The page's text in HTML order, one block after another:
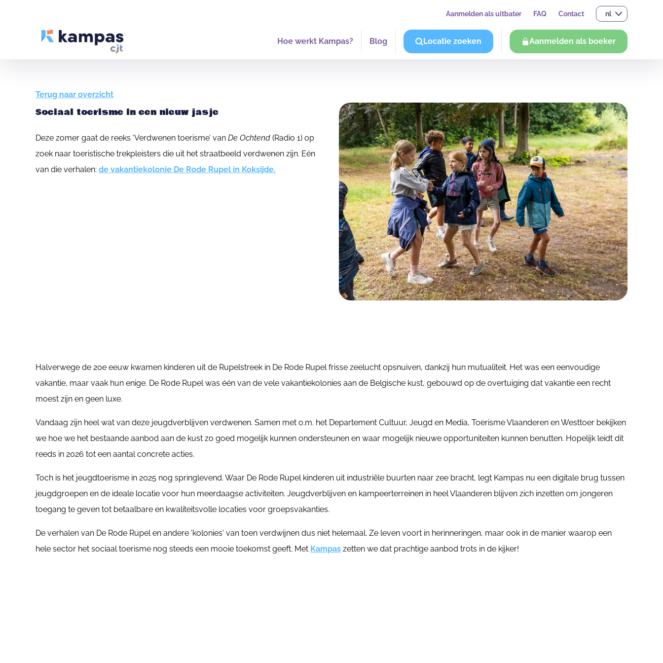
Aanmelden als uitbater FAQ Contact nl
Hoe werkt Kampas? Blog Locatie zoeken Aanmelden als boeker
Terug naar overzicht
Sociaal toerisme in een nieuw jasje
Deze zomer gaat de reeks ‘Verdwenen toerisme’ van De Ochtend (Radio 1) op
zoek naar toeristische trekpleisters die uit het straatbeeld verdwenen zijn. Eén
van die verhalen: de vakantiekolonie De Rode Rupel in Koksijde.
Halverwege de 20e eeuw kwamen kinderen uit de Rupelstreek in De Rode Rupel frisse zeelucht opsnuiven, dankzij hun mutualiteit. Het was een eenvoudige
vakantie, maar vaak hun enige. De Rode Rupel was één van de vele vakantiekolonies aan de Belgische kust, gebouwd op de overtuiging dat vakantie een recht
moest zijn en geen luxe.
Vandaag zijn heel wat van deze jeugdverblijven verdwenen. Samen met o.m. het Departement Cultuur, Jeugd en Media, Toerisme Vlaanderen en Westtoer bekijken
we hoe we het bestaande aanbod aan de kust zo goed mogelijk kunnen ondersteunen en waar mogelijk nieuwe opportuniteiten kunnen benutten. Hopelijk leidt dit
reeds in 2026 tot een aantal concrete acties.
Toch is het jeugdtoerisme in 2025 nog springlevend. Waar De Rode Rupel kinderen uit industriële buurten naar zee bracht, legt Kampas nu een digitale brug tussen
jeugdgroepen en de ideale locatie voor hun meerdaagse activiteiten. Jeugdverblijven en kampeerterreinen in heel Vlaanderen blijven zich inzetten om jongeren
toegang te geven tot betaalbare en kwaliteitsvolle locaties voor groepsvakanties.
De verhalen van De Rode Rupel en andere 'kolonies' van toen verdwijnen dus niet helemaal. Ze leven voort in herinneringen, maar ook in de manier waarop een
hele sector het sociaal toerisme nog steeds een mooie toekomst geeft. Met Kampas zetten we dat prachtige aanbod trots in de kijker!